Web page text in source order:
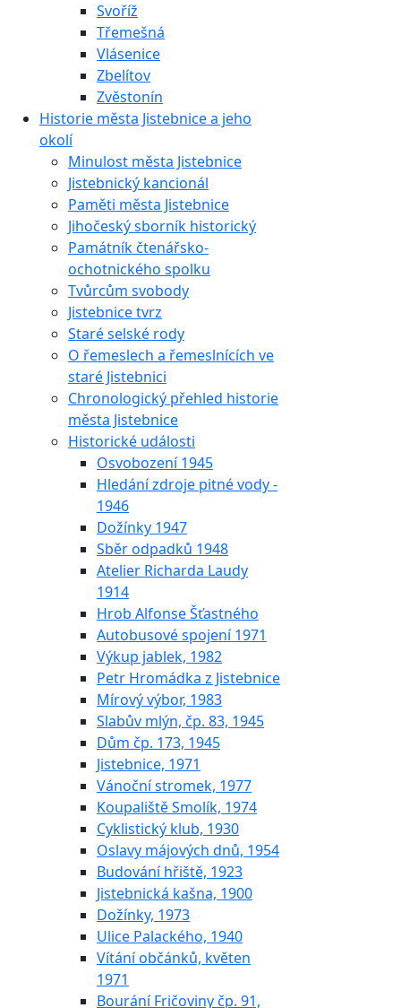
Svoříž
Třemešná
Vlásenice
Zbelítov
Zvěstonín
Historie města Jistebnice a jeho
okolí
Minulost města Jistebnice
Jistebnický kancionál
Paměti města Jistebnice
Jihočeský sborník historický
Památník čtenářsko-
ochotnického spolku
Tvůrcům svobody
Jistebnice tvrz
Staré selské rody
O řemeslech a řemeslnících ve
staré Jistebnici
Chronologický přehled historie
města Jistebnice
Historické události
Osvobození 1945
Hledání zdroje pitné vody -
1946
Dožínky 1947
Sběr odpadků 1948
Atelier Richarda Laudy
1914
Hrob Alfonse Šťastného
Autobusové spojení 1971
Výkup jablek, 1982
Petr Hromádka z Jistebnice
Mírový výbor, 1983
Slabův mlýn, čp. 83, 1945
Dům čp. 173, 1945
Jistebnice, 1971
Vánoční stromek, 1977
Koupaliště Smolík, 1974
Cyklistický klub, 1930
Oslavy májových dnů, 1954
Budování hřiště, 1923
Jistebnická kašna, 1900
Dožínky, 1973
Ulice Palackého, 1940
Vítání občánků, květen
1971
Bourání Fričoviny čp. 91,